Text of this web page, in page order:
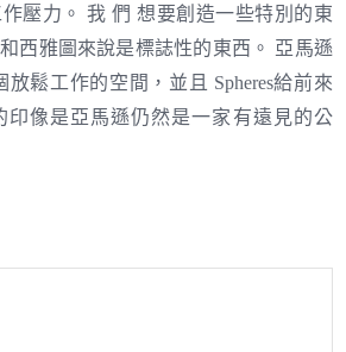
壓力。 我 們 想要創造一些特別的東
西雅圖來說是標誌性的東西。 亞馬遜
鬆工作的空間，並且 Spheres給前來
印像是亞馬遜仍然是一家有遠見的公